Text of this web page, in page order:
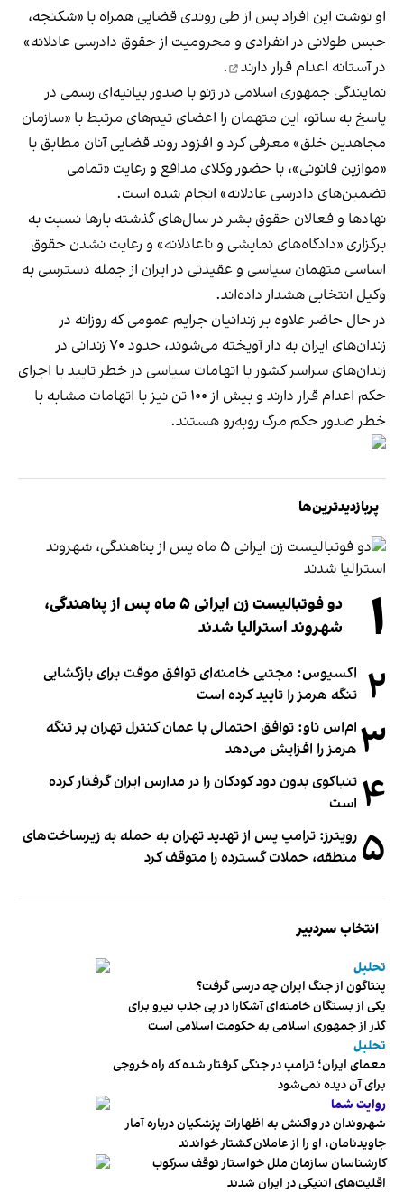
او نوشت این افراد پس از طی روندی قضایی همراه با «شکنجه،
حبس طولانی در انفرادی و محرومیت از حقوق دادرسی عادلانه»
در آستانه اعدام قرار دارند
.
نمایندگی جمهوری اسلامی در ژنو با صدور بیانیه‌ای رسمی در
پاسخ به ساتو، این متهمان را اعضای تیم‌های مرتبط با «سازمان
مجاهدین خلق» معرفی کرد و افزود روند قضایی آنان مطابق با
«موازین قانونی»، با حضور وکلای مدافع و رعایت «تمامی
تضمین‌های دادرسی عادلانه» انجام شده است.
نهادها و فعالان حقوق بشر در سال‌های گذشته بارها نسبت به
برگزاری «دادگاه‌های نمایشی و ناعادلانه» و رعایت نشدن حقوق
اساسی متهمان سیاسی و عقیدتی در ایران از جمله دسترسی به
وکیل انتخابی هشدار داده‌اند.
در حال حاضر علاوه بر زندانیان جرایم عمومی که روزانه در
زندان‌های ایران به دار آویخته می‌شوند، حدود ۷۰ زندانی در
زندان‌های سراسر کشور با اتهامات سیاسی در خطر تایید یا اجرای
حکم اعدام قرار دارند و بیش از ۱۰۰ تن نیز با اتهامات مشابه با
خطر صدور حکم مرگ روبه‌رو هستند.
پربازدیدترین‌ها
۱
دو فوتبالیست زن ایرانی ۵ ماه پس از پناهندگی،
شهروند استرالیا شدند
۲ اکسیوس: مجتبی خامنه‌ای توافق موقت برای بازگشایی
تنگه هرمز را تایید کرده است
۳ ام‌اس ناو: توافق احتمالی با عمان کنترل تهران بر تنگه
هرمز را افزایش می‌دهد
۴ تنباکوی بدون دود کودکان را در مدارس ایران گرفتار کرده
است
۵ رویترز: ترامپ پس از تهدید تهران به حمله به زیرساخت‌های
منطقه، حملات گسترده را متوقف کرد
انتخاب سردبیر
تحلیل
پنتاگون از جنگ ایران چه درسی گرفت؟
یکی از بستگان خامنه‌ای آشکارا در پی جذب نیرو برای
گذر از جمهوری اسلامی به حکومت اسلامی است
تحلیل
معمای ایران؛ ترامپ در جنگی گرفتار شده که راه خروجی
برای آن دیده نمی‌شود
روایت شما
شهروندان در واکنش به اظهارات پزشکیان درباره آمار
جاویدنامان، او را از عاملان کشتار خواندند
کارشناسان سازمان ملل خواستار توقف سرکوب
اقلیت‌های اتنیکی در ایران شدند